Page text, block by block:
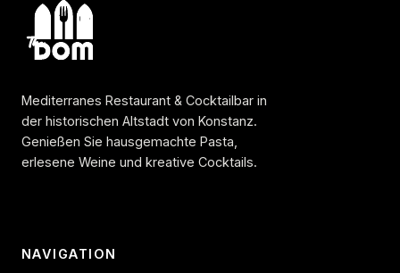
Mediterranes Restaurant & Cocktailbar in
der historischen Altstadt von Konstanz.
Genießen Sie hausgemachte Pasta,
erlesene Weine und kreative Cocktails.
NAVIGATION